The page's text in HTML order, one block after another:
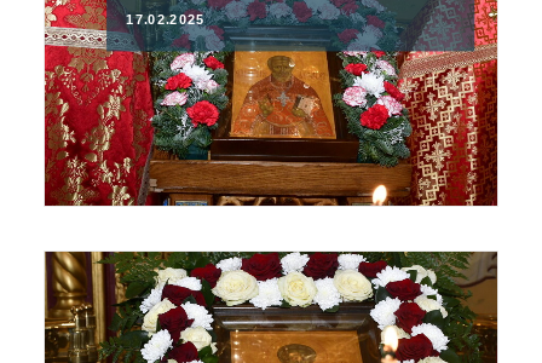
17.02.2025